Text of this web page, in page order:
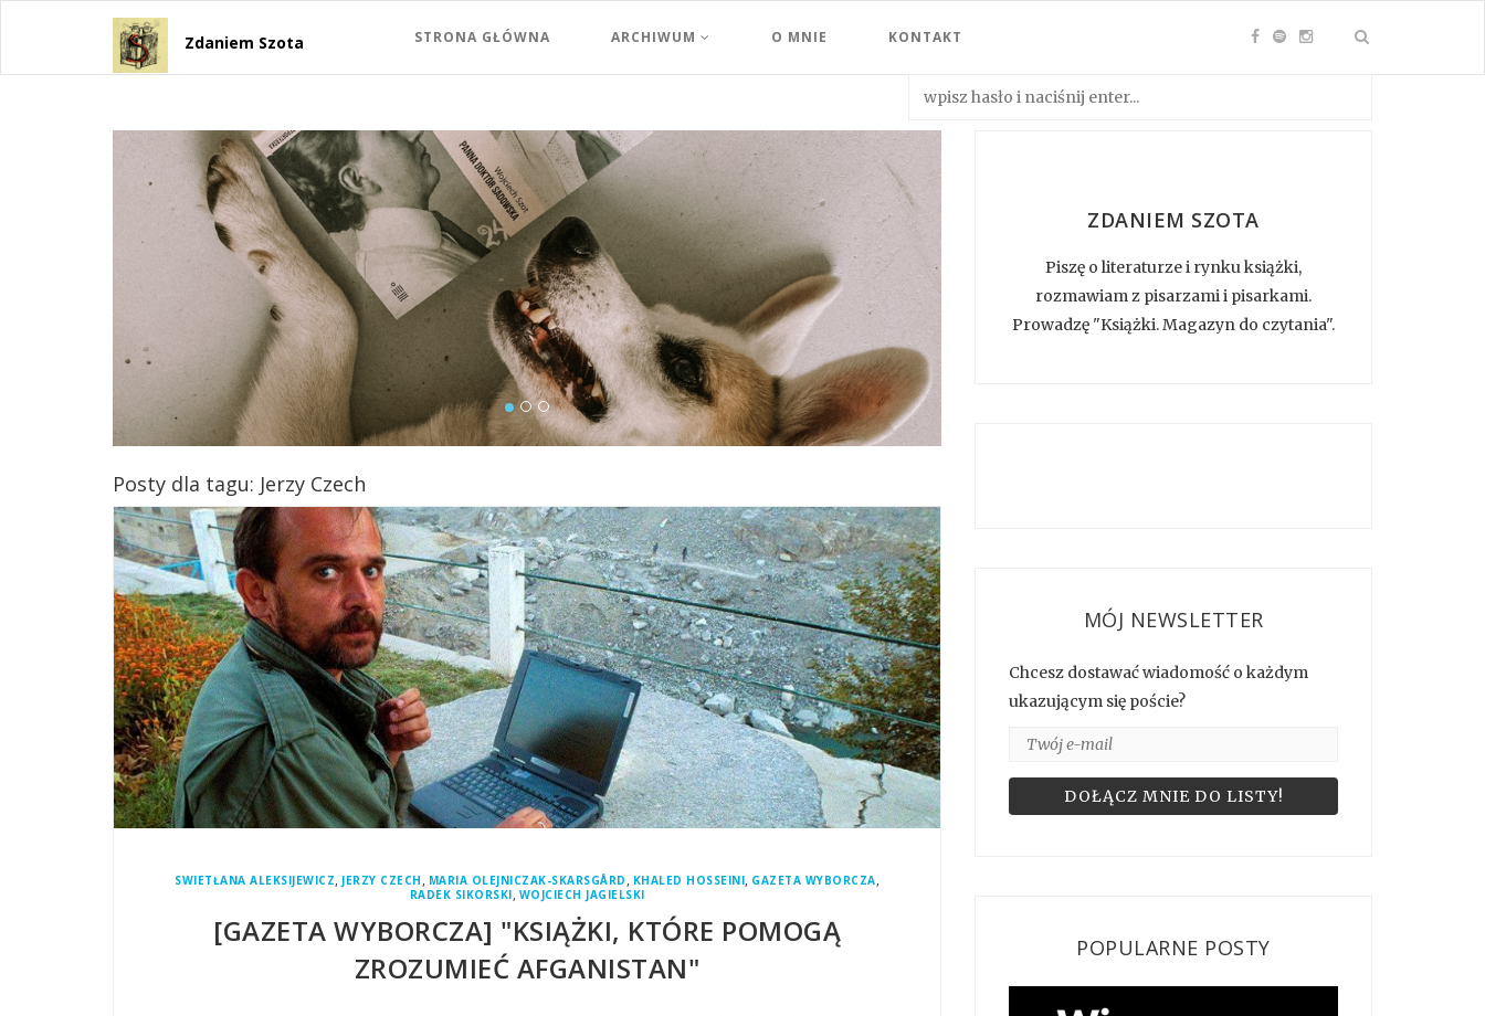
Zdaniem Szota STRONA GŁÓWNA ARCHIWUM O MNIE KONTAKT
Posty dla tagu: Jerzy Czech
SWIETŁANA ALEKSIJEWICZ, JERZY CZECH , MARIA OLEJNICZAK-SKARSGÅRD , KHALED HOSSEINI, GAZETA WYBORCZA,
RADEK SIKORSKI, WOJCIECH JAGIELSKI
[GAZETA WYBORCZA] "KSIĄŻKI, KTÓRE POMOGĄ
ZROZUMIEĆ AFGANISTAN"
ZDANIEM SZOTA
Piszę o literaturze i rynku książki,
rozmawiam z pisarzami i pisarkami.
Prowadzę "Książki. Magazyn do czytania".
MÓJ NEWSLETTER
Chcesz dostawać wiadomość o każdym
ukazującym się poście?
POPULARNE POSTY